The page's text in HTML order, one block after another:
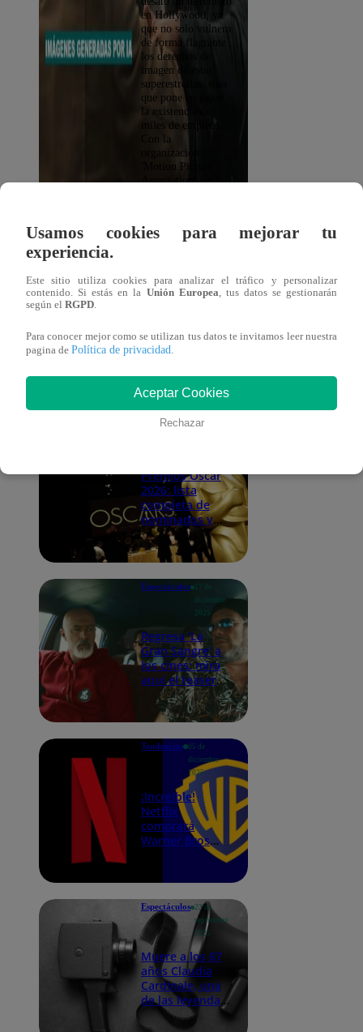
en Hollywood, ya
que no solo vulnera
de forma flagrante
los derechos de
imagen de estas
superestrellas, sino
que pone en jaque
la existencia de
miles de empleos.
Con la
organización
'Motion Picture
Association', se
generadas por la
Espectáculos
30 de enero
Macaulay Culkin
se despide de
Catherine
O’Hara, su
madre en "Mi
pobre angelito"
Premios Óscar
2026: lista
completa de
nominados y
películas
favoritas de la
Academia
Espectáculos 17 de
diciembre
2025
Regresa 'La
Gran Sangre' a
los cines: mira
aquí el teaser
de la película
Tendencias 05 de
diciembre
2025
¡Increíble!
Netflix
comprará
Warner Bros
Discovery por
millones
Espectáculos 23 de
septiembre
2025
Muere a los 87
años Claudia
Cardinale, una
de las leyendas
del cine italiano
Usamos cookies para mejorar tu
experiencia.
Este sitio utiliza cookies para analizar el tráfico y personalizar
contenido. Si estás en la Unión Europea , tus datos se gestionarán
según el RGPD
Para conocer mejor como se utilizan tus datos te invitamos leer nuestra
pagina de Política de privacidad
Aceptar Cookies
Rechazar